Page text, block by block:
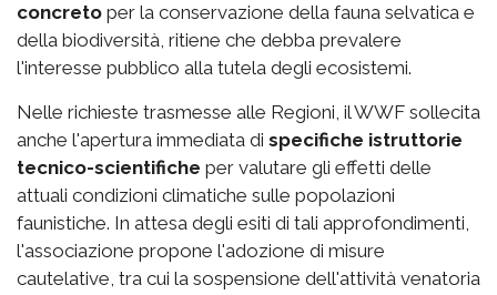
concreto per la conservazione della fauna selvatica e
della biodiversità, ritiene che debba prevalere
l'interesse pubblico alla tutela degli ecosistemi.
Nelle richieste trasmesse alle Regioni, il WWF sollecita
anche l'apertura immediata di specifiche istruttorie
tecnico-scientifiche per valutare gli effetti delle
attuali condizioni climatiche sulle popolazioni
faunistiche. In attesa degli esiti di tali approfondimenti,
l'associazione propone l'adozione di misure
cautelative, tra cui la sospensione dell'attività venatoria